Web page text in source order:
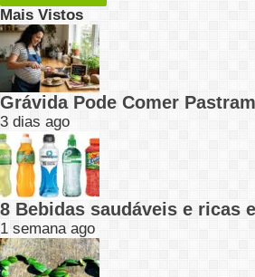
Mais Vistos
Grávida Pode Comer
3 dias ago
8 Bebidas saudáveis e ricas
1 semana ago